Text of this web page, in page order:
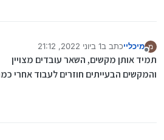
מ
מנותק
מיכלייכתב ב1 ביוני 2022, 21:12
נערך לאחרונה על ידי
תמיד אותן מקשים, השאר עובדים מצויין
והמקשים הבעייתים חוזרים לעבוד אחרי